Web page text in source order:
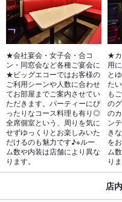
★会社宴会・女子会・合コ
ン・同窓会など各種ご宴会に
★ビッグエコーではお客様の
ご利用シーンや人数に合わせ
てお部屋までご案内させてい
ただきます。パーティーにぴ
ったりなコース料理も有り◎
全席個室という、周りを気に
せずゆっくりとお楽しみいた
だけるのも魅力です♪※ルー
ム数や内装は店舗により異な
ります。
★カ
用
と
た
も
の
の
ン
き
を
ム
りま
店